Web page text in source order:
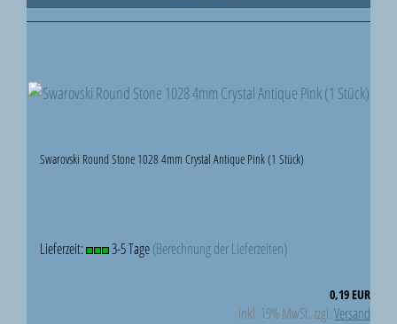
Swarovski Round Stone 1028 4mm Crystal Antique Pink (1 Stück)
Lieferzeit: 3-5 Tage(Berechnung der Lieferzeiten)
0,19 EUR
inkl. 19% MwSt. zzgl.Versand